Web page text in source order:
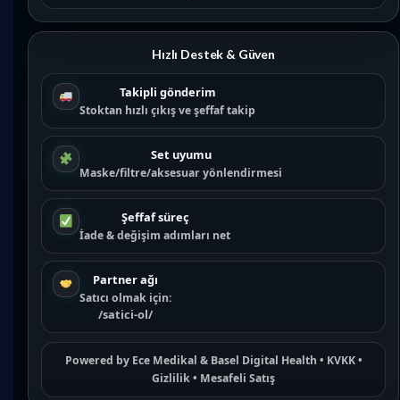
Hızlı Destek & Güven
Takipli gönderim
Stoktan hızlı çıkış ve şeffaf takip
Set uyumu
Maske/filtre/aksesuar yönlendirmesi
Şeffaf süreç
İade & değişim adımları net
Partner ağı
Satıcı olmak için:
/satici-ol/
Powered by Ece Medikal & Basel Digital Health • KVKK•
Gizlilik• Mesafeli Satış